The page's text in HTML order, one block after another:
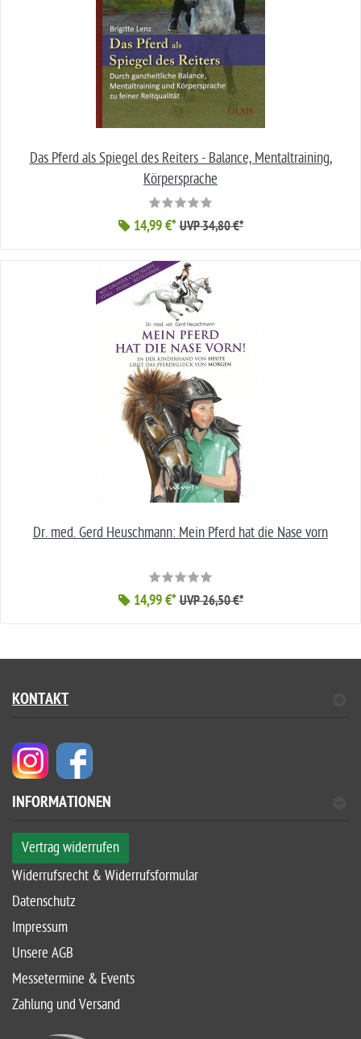
Das Pferd als Spiegel des Reiters - Balance, Mentaltraining,
Körpersprache
14,99 €* UVP 34,80 €*
Dr. med. Gerd Heuschmann: Mein Pferd hat die Nase vorn
14,99 €* UVP 26,50 €*
KONTAKT
INFORMATIONEN
Vertrag widerrufen
Widerrufsrecht & Widerrufsformular
Datenschutz
Impressum
Unsere AGB
Messetermine & Events
Zahlung und Versand